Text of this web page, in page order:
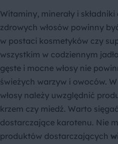
Witaminy, minerały i
zdrowych włosów powinny
w postaci kosmetyków czy
wszystkim w codziennym
gęste i mocne włosy nie
świeżych warzyw i owoców.
włosy należy uwzględnić
krzem czy miedź. Warto
dostarczające karotenu. Nie
produktów dostarczających